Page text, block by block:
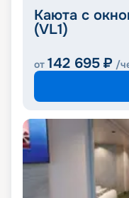
Каюта с
(VL1)
от 142 695 ₽ /